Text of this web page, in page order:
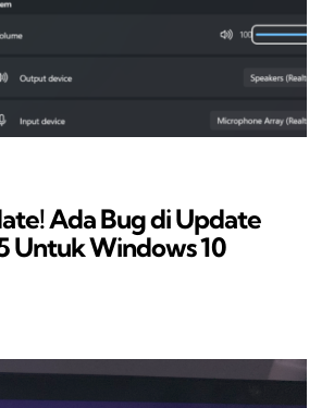
Ada Bug di Update
Untuk Windows 10